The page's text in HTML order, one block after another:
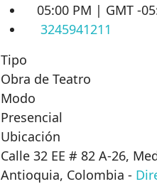
05:00 PM | GMT -
3245941211
Tipo
Obra de Teatro
Modo
Presencial
Ubicación
Calle 32 EE # 82 A-26,
Antioquia, Colombia -